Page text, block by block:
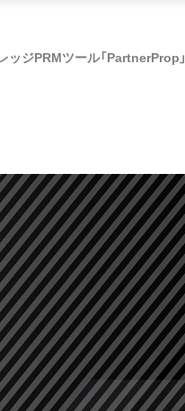
ッジPRMツール「PartnerProp」